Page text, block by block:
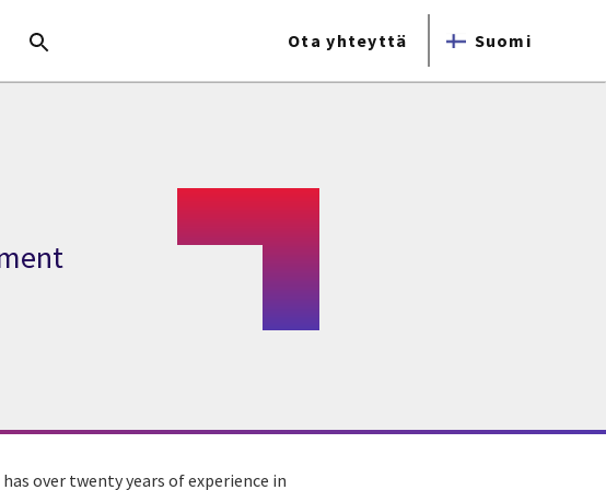
Ota yhteyttä Suomi
over twenty years of experience in